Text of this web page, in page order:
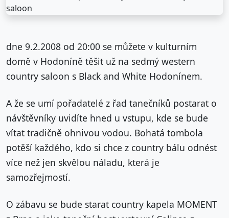
dne 9.2.2008 od 20:00 se můžete v kulturním
domě v Hodoníně těšit už na sedmý western
country saloon s Black and White Hodonínem.
A že se umí pořadatelé z řad tanečníků postarat o
návštěvníky uvidíte hned u vstupu, kde se bude
vítat tradičně ohnivou vodou. Bohatá tombola
potěší každého, kdo si chce z country bálu odnést
více než jen skvělou náladu, která je
samozřejmostí.
O zábavu se bude starat country kapela MOMENT